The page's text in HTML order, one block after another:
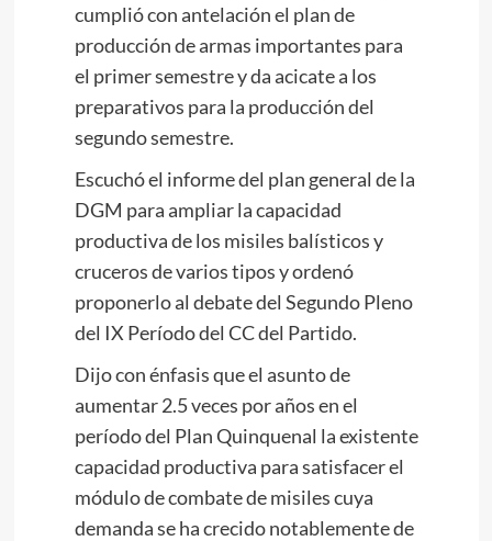
cumplió con antelación el plan de
producción de armas importantes para
el primer semestre y da acicate a los
preparativos para la producción del
segundo semestre.
Escuchó el informe del plan general de la
DGM para ampliar la capacidad
productiva de los misiles balísticos y
cruceros de varios tipos y ordenó
proponerlo al debate del Segundo Pleno
del IX Período del CC del Partido.
Dijo con énfasis que el asunto de
aumentar 2.5 veces por años en el
período del Plan Quinquenal la existente
capacidad productiva para satisfacer el
módulo de combate de misiles cuya
demanda se ha crecido notablemente de